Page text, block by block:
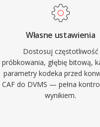
Własne ustawienia
Dostosuj częstotliwość
próbkowania, głębię bitową,
parametry kodeka przed
CAF do DVMS — pełna
wynikiem.